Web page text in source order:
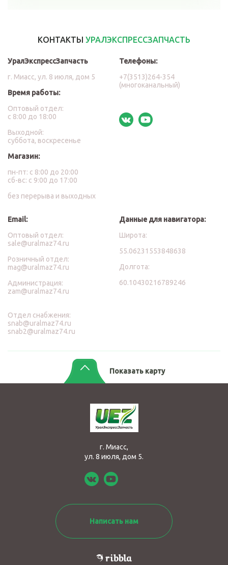
КОНТАКТЫ УРАЛЭКСПРЕССЗАПЧАСТЬ
УралЭкспрессЗапчасть
г. Миасс, ул. 8 июля, дом 5
Время работы:
Оптовый отдел:
с 8:00 до 18:00
Выходной:
суббота, воскресенье
Магазин:
пн-пт: с 8:00 до 20:00
сб-вс: с 9:00 до 17:00
без перерыва и выходных
Телефоны:
+7(3513)264-354
(многоканальный)
Email:
Оптовый отдел:
sale@uralmaz74.ru
Розничный отдел:
mag@uralmaz74.ru
Администрация:
zam@uralmaz74.ru
Отдел снабжения:
snab@uralmaz74.ru
snab2@uralmaz74.ru
Данные для навигатора:
Широта:
55.06231553848638
Долгота:
60.10430216789246
Показать карту
г. Миасс,
ул. 8 июля, дом 5.
Написать нам